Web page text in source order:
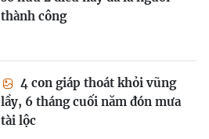
thành công
4 con giáp thoát khỏi vũng
lầy, 6 tháng cuối năm đón mưa
tài lộc